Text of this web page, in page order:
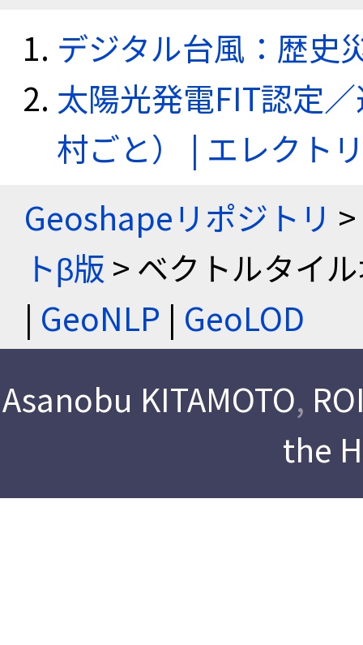
デジタル台風：歴史
太陽光発電FIT認定
村ごと） | エレクト
Geoshapeリポジトリ >
トβ版 > ベクトルタイ
| GeoNLP | GeoLOD
Asanobu KITAMOTO,
the